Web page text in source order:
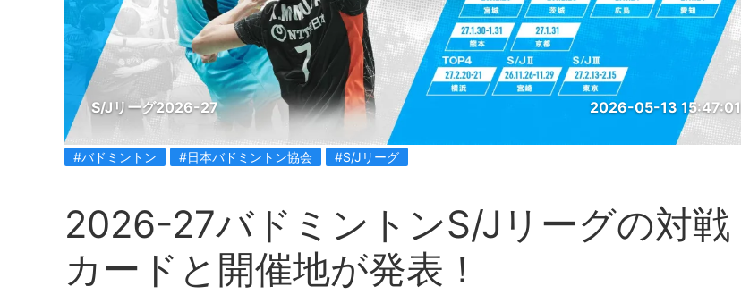
S/Jリーグ2026-27 2026-05-13 15:47:01
#バドミントン #日本バドミントン協会 #S/Jリーグ
2026-27バドミントンS/Jリーグの対戦
カードと開催地が発表！